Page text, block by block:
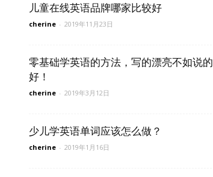
儿童在线英语品牌哪家比较好
cherine - 2019年11月23日
零基础学英语的方法，写的漂亮不如说的
好！
cherine - 2019年3月12日
少儿学英语单词应该怎么做？
cherine - 2019年1月16日